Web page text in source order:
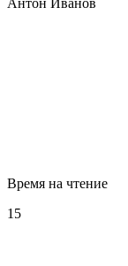
Время на чтение
15